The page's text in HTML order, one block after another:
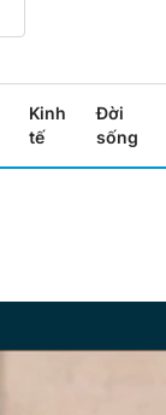
Kinh
tế
Đời
sống